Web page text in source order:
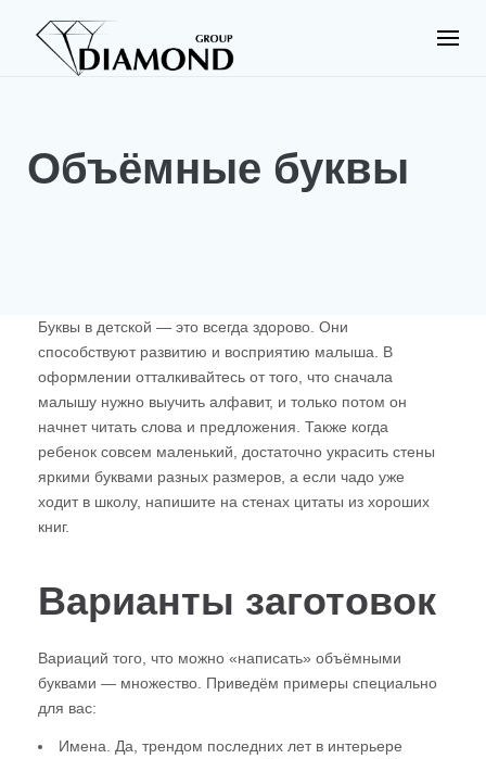
Объёмные буквы
Буквы в детской — это всегда здорово. Они
способствуют развитию и восприятию малыша. В
оформлении отталкивайтесь от того, что сначала
малышу нужно выучить алфавит, и только потом он
начнет читать слова и предложения. Также когда
ребенок совсем маленький, достаточно украсить стены
яркими буквами разных размеров, а если чадо уже
ходит в школу, напишите на стенах цитаты из хороших
книг.
Варианты заготовок
Вариаций того, что можно «написать» объёмными
буквами — множество. Приведём примеры специально
для вас:
Имена. Да, трендом последних лет в интерьере